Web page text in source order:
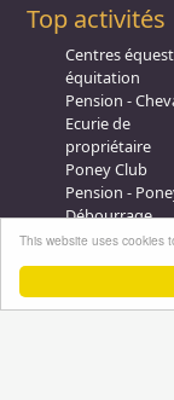
This website uses cookies
Top activités
Centres
équitation
Pension -
Ecurie de
propriétaire
Poney Club
Pension -
Débourrage
Elevage
Plus d'infos
Professionnel